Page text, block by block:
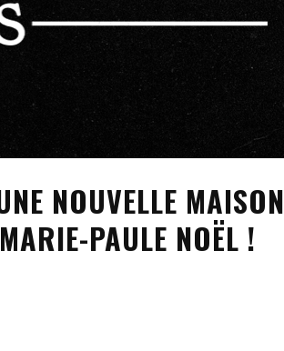
NOUVELLE MAISON
PAULE NOËL !